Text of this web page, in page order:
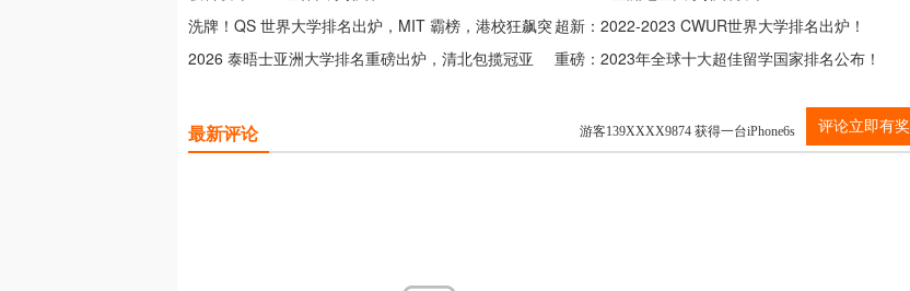
洗牌！QS 世界大学排名出炉，MIT 霸榜，港校狂飙突
进！
超新：2022-2023 CWUR世界大学排名出炉！
2026 泰晤士亚洲大学排名重磅出炉，清北包揽冠亚
重磅：2023年全球十大超佳留学国家排名公布！
最新评论 游客139XXXX9874 获得一台iPhone6s 评论立即有奖